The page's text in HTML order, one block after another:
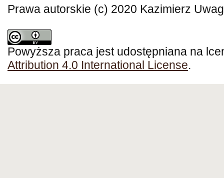
Prawa autorskie (c) 2020 Kazimierz
Powyższa praca jest udostępniana na
Attribution 4.0 International License.